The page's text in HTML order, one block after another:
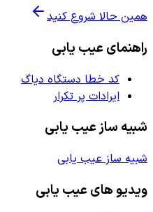
همین حالا شروع کنید
راهنمای عیب یابی
کد خطا دستگاه دیاگ
ایرادات پر تکرار
شبیه ساز عیب یابی
شبیه ساز عیب یابی
ویدیو های عیب یابی